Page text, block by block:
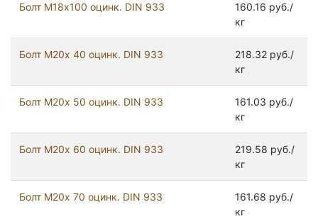
Болт М18х100 оцинк. DIN 933
160.16 руб./
кг
Болт М20х 40 оцинк. DIN 933
218.32 руб./
кг
Болт М20х 50 оцинк. DIN 933
161.03 руб./
кг
Болт М20х 60 оцинк. DIN 933
219.58 руб./
кг
Болт М20х 70 оцинк. DIN 933
161.68 руб./
кг